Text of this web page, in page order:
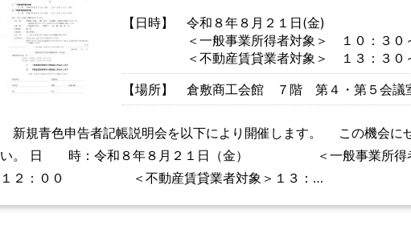
【日時】
令和８年８月２１日(金)
＜一般事業所得者対象＞ １０：３０
＜不動産賃貸業者対象＞ １３：３０
【場所】
倉敷商工会館 ７階 第４・第５会議
新規青色申告者記帳説明会を以下により開催します。 この機会に
い。 日 時：令和８年８月２１日（金） ＜一般事業所得者
１２：００ ＜不動産賃貸業者対象＞１３：…